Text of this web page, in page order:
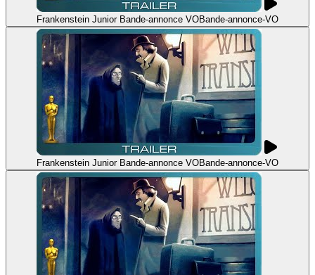
Frankenstein Junior Bande-annonce VOBande-annonce-VO
Frankenstein Junior Bande-annonce VOBande-annonce-VO